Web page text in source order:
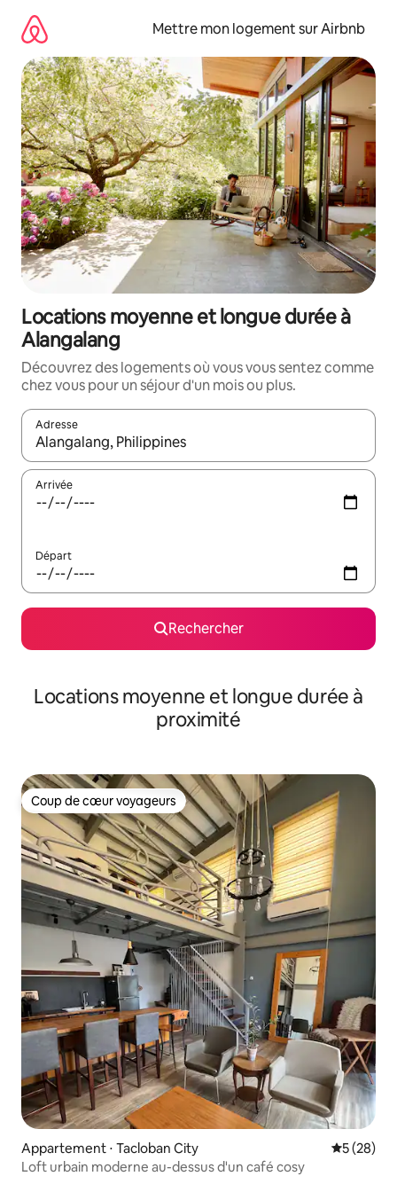
directement
contenu
Mettre mon logement sur Airbnb
Locations moyenne et longue durée à
Alangalang
Découvrez des logements où vous vous sentez comme
chez vous pour un séjour d'un mois ou plus.
Adresse
Lorsque les résultats s'affichent, utilisez les flèches vers le
Arrivée
Départ
Rechercher
Locations moyenne et longue durée à
proximité
Coup de cœur voyageurs
Coup de cœur voyageurs
Appartement ⋅ Tacloban City
5 (28)
Loft urbain moderne au-dessus d'un café cosy